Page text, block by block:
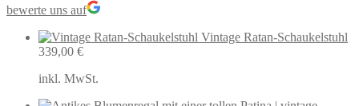
bewerte uns auf
Vintage Ratan-Schaukelstuhl
339,00 €
inkl. MwSt.